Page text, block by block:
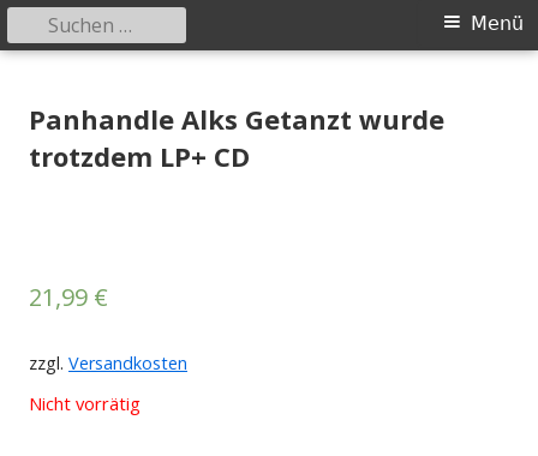
zum
Primäres
Menü
Suchen
nach:
Panhandle Alks Getanzt wurde
trotzdem LP+ CD
21,99 €
zzgl. Versandkosten
Nicht vorrätig